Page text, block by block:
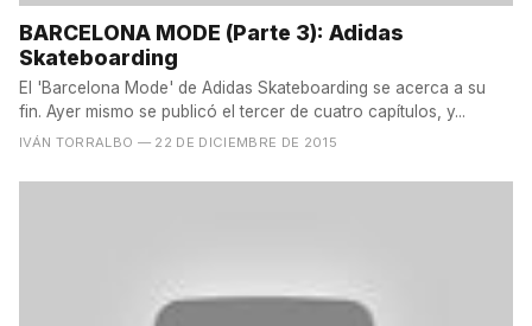
BARCELONA MODE (Parte 3): Adidas
Skateboarding
El 'Barcelona Mode' de Adidas Skateboarding se acerca a su
fin. Ayer mismo se publicó el tercer de cuatro capítulos, y...
IVÁN TORRALBO — 22 DE DICIEMBRE DE 2015